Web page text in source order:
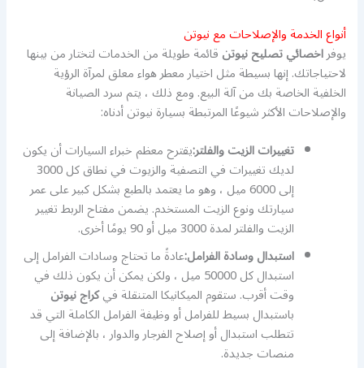
أنواع الخدمة والإصلاحات مع نيوتن
يوفراخصائي تصليح نيوتنقائمة طويلة من الخدمات لتختار من بينها
لاحتياجاتك. إنها بسيطة مثل اختيار معطر هواء معلق لمرآة الرؤية
الخلفية الخاصة بك من آلة البيع. ومع ذلك ، يتم سرد الصيانة
والإصلاحات الأكثر شيوعًا المرتبطة بسيارة نيوتن أدناه:
تغييرات الزيت والفلتر:يقترح معظم خبراء السيارات أن يكون
لديك تغييرات في التصفية والزيوت في نطاق كل 3000
إلى 6000 ميل ، وهو ما يعتمد بالطبع بشكل كبير على عمر
سيارتك ونوع الزيت المستخدم. يضمن مفتاح الربط تغيير
الزيت والفلتر لمدة 3000 ميل أو 90 يومًا أخرى.
استبدال وسادة الفرامل:عادةً ما تحتاج وسادات الفرامل إلى
استبدال كل 50000 ميل ، ولكن يمكن أن يكون ذلك في
وقت أقرب. ستقوم الميكانيكا المتنقلة فيكراج نيوتن
باستبدال بسيط للفرامل أو وظيفة الفرامل الكاملة التي قد
تتطلب استبدال أو إصلاح الفرجار والدوار ، بالإضافة إلى
منصات جديدة.